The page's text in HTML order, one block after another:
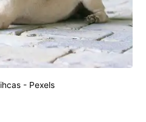
- Pexels